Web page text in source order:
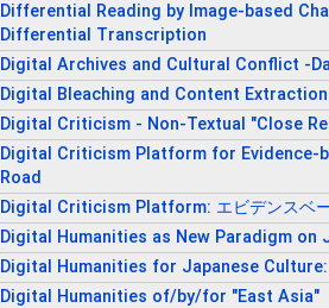
Differential Reading by Image-based
Differential Transcription
Digital Archives and Cultural Conflict -
Digital Bleaching and Content
Digital Criticism - Non-Textual "Close
Digital Criticism Platform for
Road
Digital Criticism Platform: エビデンスベ
Digital Humanities as New Paradigm on
Digital Humanities for Japanese
Digital Humanities of/by/for "East Asia"